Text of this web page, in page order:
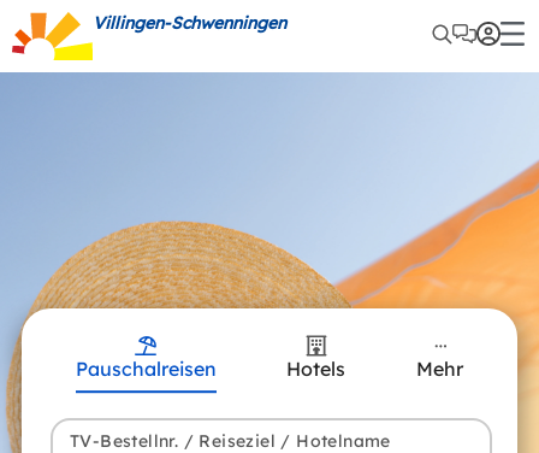
Villingen-Schwenningen
Pauschalreisen Hotels Mehr
TV-Bestellnr. / Reiseziel / Hotelname